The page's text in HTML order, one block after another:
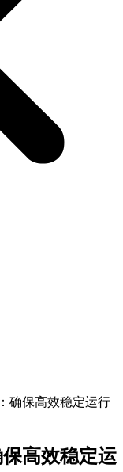
确保高效稳定运行
高效稳定运